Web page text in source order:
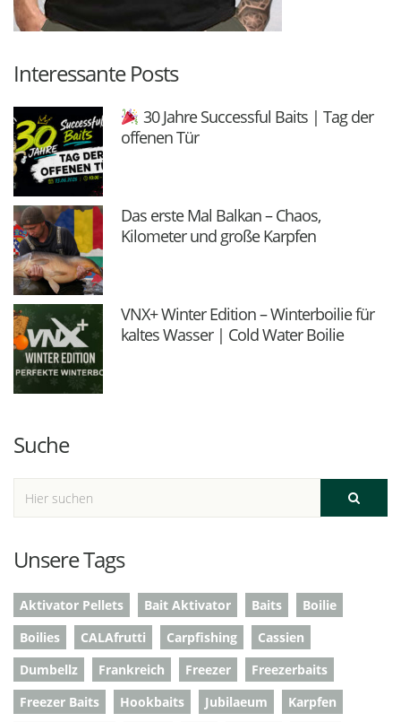
Interessante Posts
30 Jahre Successful Baits | Tag der
offenen Tür
Das erste Mal Balkan – Chaos,
Kilometer und große Karpfen
VNX+ Winter Edition – Winterboilie für
kaltes Wasser | Cold Water Boilie
Suche
Unsere Tags
Aktivator Pellets Bait Aktivator Baits
Boilie
Boilies
CALAfrutti Carpfishing
Cassien
Dumbellz
Frankreich Freezer
Freezerbaits
Freezer Baits
Hookbaits Jubilaeum
Karpfen